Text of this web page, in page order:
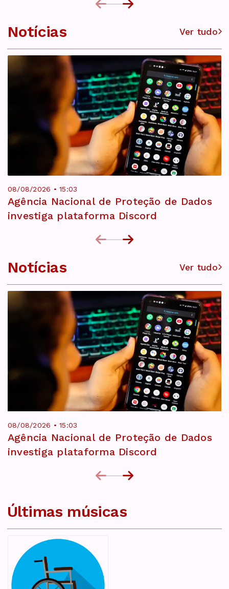
Notícias Ver tudo
08/08/2026 • 15:03
Agência Nacional de Proteção de Dados
investiga plataforma Discord
Notícias Ver tudo
08/08/2026 • 15:03
Agência Nacional de Proteção de Dados
investiga plataforma Discord
Últimas músicas